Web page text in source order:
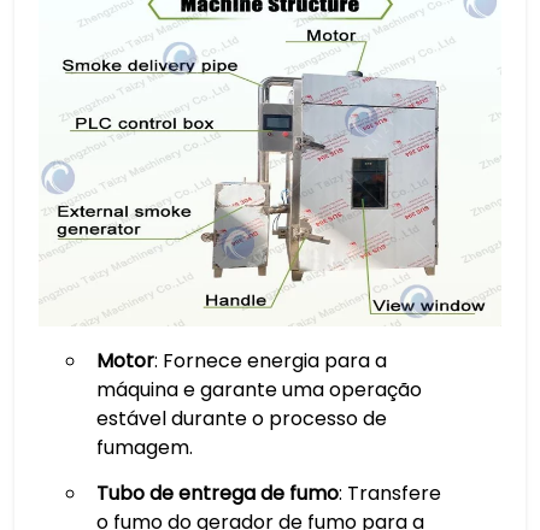
Motor: Fornece energia para a
máquina e garante uma operação
estável durante o processo de
fumagem.
Tubo de entrega de fumo: Transfere
o fumo do gerador de fumo para a